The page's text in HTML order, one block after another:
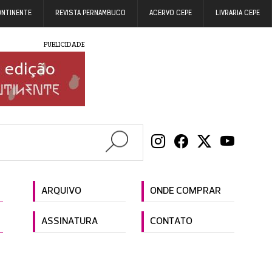
REVISTA PERNAMBUCO ACERVO CEPE LIVRARIA CEPE
PUBLICIDADE
ARQUIVO ONDE COMPRAR
ASSINATURA CONTATO